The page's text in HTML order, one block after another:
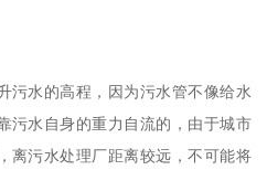
污水的高程，因为污水管不像给水
污水自身的重力自流的，由于城市
离污水处理厂距离较远，不可能将